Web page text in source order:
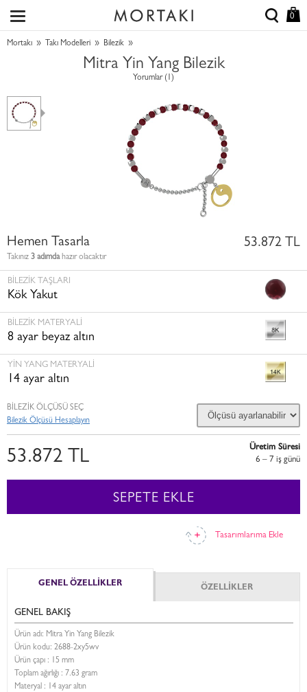
0
Mortakı » Takı Modelleri » Bilezik »
Mitra Yin Yang Bilezik
Yorumlar (1)
Hemen Tasarla
Takınız 3 adımdahazır olacaktır
53.872 TL
BILEZIK TAŞLARI
Kök Yakut
BILEZIK MATERYALI
8 ayar beyaz altın
YIN YANG MATERYALI
14 ayar altın
Tasarımlarıma Ekle
BİLEZİK ÖLÇÜSÜ SEÇ
Bilezik Ölçüsü Hesaplayın
53.872 TL
Üretim Süresi
6 – 7 i̇ş günü
SEPETE EKLE
GENEL ÖZELLİKLER ÖZELLİKLER
GENEL BAKIŞ
Ürün adı: Mitra Yin Yang Bilezik
Ürün kodu: 2688-2xy5wv
Ürün çapı : 15 mm
Toplam ağırlığı : 7.63 gram
Materyal : 14 ayar altın